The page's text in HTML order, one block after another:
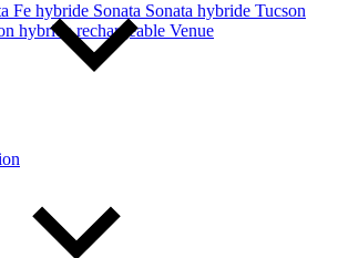
Fe hybride Sonata Sonata hybride Tucson
hybride rechargeable Venue